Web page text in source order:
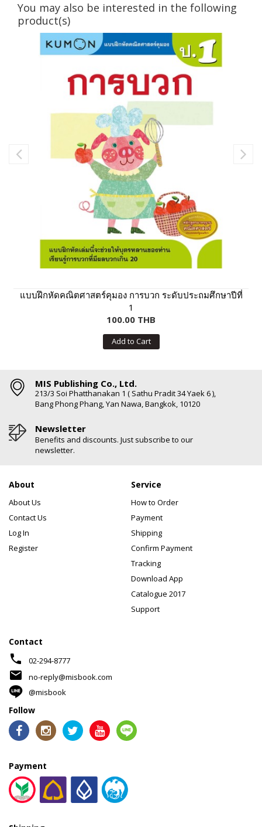
You may also be interested in the following
product(s)
แบบฝึกหัดคณิตศาสตร์คุมอง การบวก ระดับประถมศึกษาปีที่
1
100.00 THB
Add to Cart
MIS Publishing Co., Ltd.
213/3 Soi Phatthanakan 1 ( Sathu Pradit 34 Yaek 6 ),
Bang Phong Phang, Yan Nawa, Bangkok, 10120
Newsletter
Benefits and discounts. Just subscribe to our
newsletter.
About
About Us
Contact Us
Log In
Register
Service
How to Order
Payment
Shipping
Confirm Payment
Tracking
Download App
Catalogue 2017
Support
Contact
phone 02-294-8777
mail
no-reply@misbook.com
@misbook
Follow
Payment